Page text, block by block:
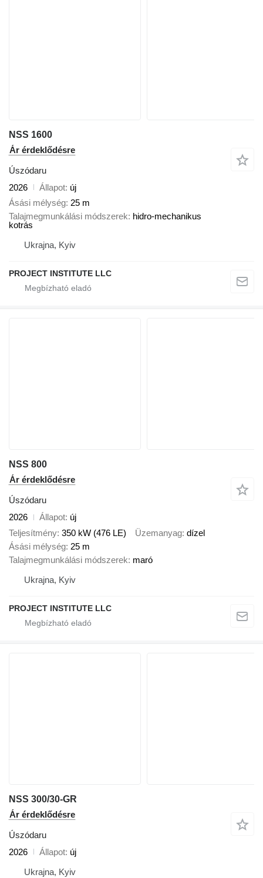
NSS 1600
Ár érdeklődésre
Úszódaru
2026
Állapot új
Ásási mélység 25 m
Talajmegmunkálási módszerek hidro-mechanikus
kotrás
Ukrajna, Kyiv
PROJECT INSTITUTE LLC
NSS 800
Ár érdeklődésre
Úszódaru
2026
Állapot új
Teljesítmény 350 kW (476 LE) Üzemanyag dízel
Ásási mélység 25 m
Talajmegmunkálási módszerek maró
Ukrajna, Kyiv
PROJECT INSTITUTE LLC
NSS 300/30-GR
Ár érdeklődésre
Úszódaru
2026
Állapot új
Ukrajna, Kyiv